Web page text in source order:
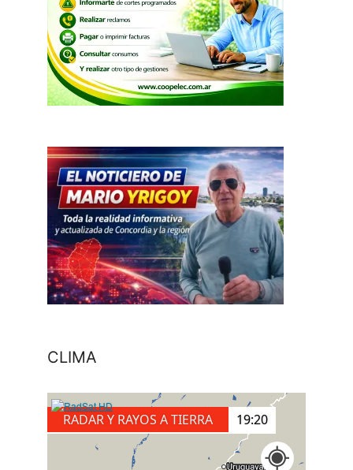
CLIMA
RADAR Y RAYOS A TIERRA 19:40